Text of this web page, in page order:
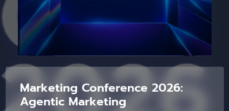
Marketing Conference 2026:
Agentic Marketing